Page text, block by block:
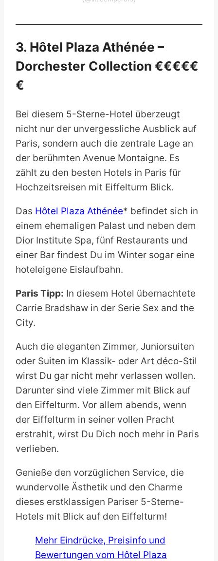
3. Hôtel Plaza Athénée –
Dorchester Collection €€€€€
€
Bei diesem 5-Sterne-Hotel überzeugt
nicht nur der unvergessliche Ausblick auf
Paris, sondern auch die zentrale Lage an
der berühmten Avenue Montaigne. Es
zählt zu den besten Hotels in Paris für
Hochzeitsreisen mit Eiffelturm Blick.
Das Hôtel Plaza Athénée* befindet sich in
einem ehemaligen Palast und neben dem
Dior Institute Spa, fünf Restaurants und
einer Bar findest Du im Winter sogar eine
hoteleigene Eislaufbahn.
Paris Tipp: In diesem Hotel übernachtete
Carrie Bradshaw in der Serie Sex and the
City.
Auch die eleganten Zimmer, Juniorsuiten
oder Suiten im Klassik- oder Art déco-Stil
wirst Du gar nicht mehr verlassen wollen.
Darunter sind viele Zimmer mit Blick auf
den Eiffelturm. Vor allem abends, wenn
der Eiffelturm in seiner vollen Pracht
erstrahlt, wirst Du Dich noch mehr in Paris
verlieben.
Genieße den vorzüglichen Service, die
wundervolle Ästhetik und den Charme
dieses erstklassigen Pariser 5-Sterne-
Hotels mit Blick auf den Eiffelturm!
Mehr Eindrücke, Preisinfo und
Bewertungen vom Hôtel Plaza